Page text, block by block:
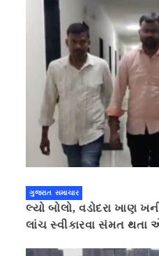
ગુજરાત સમાચાર
લ્યો બોલો, વડોદરા ખાણ
લાંચ સ્વીકારવા સંમત થતા